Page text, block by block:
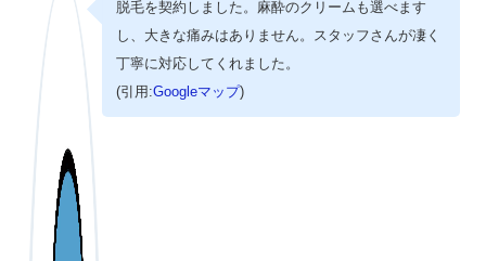
脱毛を契約しました。麻酔のクリームも選べます
し、大きな痛みはありません。スタッフさんが凄く
丁寧に対応してくれました。
(引用:Googleマップ)